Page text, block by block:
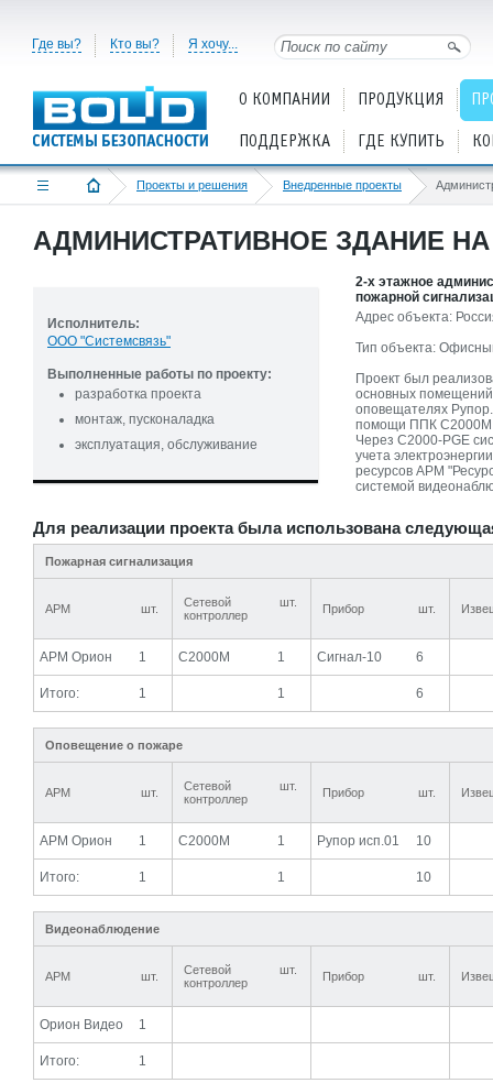
Где вы? Кто вы? Я хочу...
О КОМПАНИИ ПРОДУКЦИЯ
ПОДДЕРЖКА ГДЕ КУПИТЬ
Проекты и решения Внедренные проекты
АДМИНИСТРАТИВНОЕ ЗДАНИЕ
Исполнитель:
ООО "Системсвязь"
Выполненные работы по проекту:
разработка проекта
монтаж, пусконаладка
эксплуатация, обслуживание
2-х этажное
пожарной
Адрес объекта:
Тип объекта:
Проект был
основных
оповещателях
помощи ППК С2000М.
Через C2000-PGE
учета
ресурсов АРМ
системой
Для реализации проекта была использована
Пожарная сигнализация
АРМ шт.
Сетевой
контроллер
шт. Прибор шт.
АРМ Орион 1 С2000М 1 Сигнал-10 6
Итого: 1 1 6
Оповещение о пожаре
АРМ шт.
Сетевой
контроллер
шт. Прибор шт.
АРМ Орион 1 С2000М 1 Рупор исп.01 10
Итого: 1 1 10
Видеонаблюдение
АРМ шт.
Сетевой
контроллер
шт. Прибор шт.
Орион Видео 1
Итого: 1